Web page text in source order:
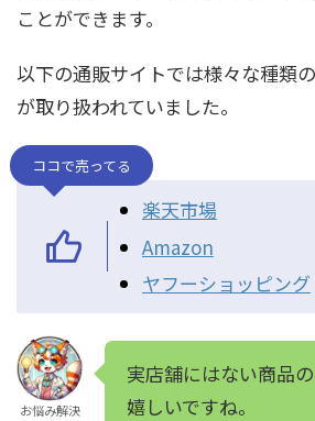
ことができます。
以下の通販サイトでは様々な種類
が取り扱われていました。
ココで売ってる
楽天市場
Amazon
ヤフーショッピング
お悩み解決
実店舗にはない商品
嬉しいですね。